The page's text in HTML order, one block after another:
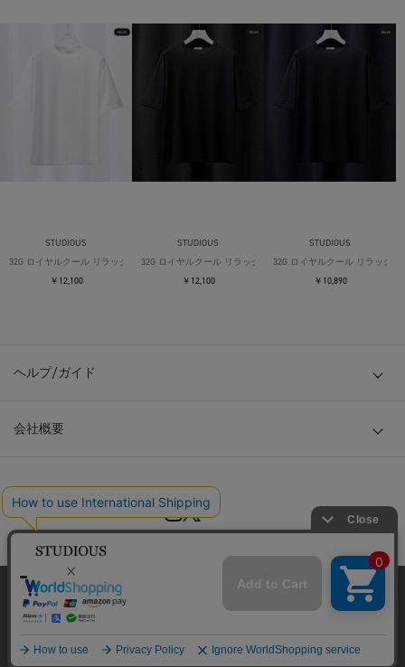
STUDIOUS
32G ロイヤルクール リラックスTシャツ
￥12,100
STUDIOUS
32G ロイヤルクール リラックスTシャツ
￥12,100
STUDIOUS
32G ロイヤルクール リラックス
￥10,890
ヘルプ/ガイド
会社概要
© TOKYO BASE CO., LTD
当サイトはクッキー(cookie)を使用します。クッキーはサイト内
の一部の機能および、サイトの使用状況の分析からマーケティ
ング活動に利用することを目的としています。
プライバシーポリシーはこちら